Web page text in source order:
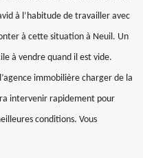
à l’habitude de travailler avec
à cette situation à Neuil. Un
à vendre quand il est vide.
immobilière charger de la
intervenir rapidement pour
conditions. Vous